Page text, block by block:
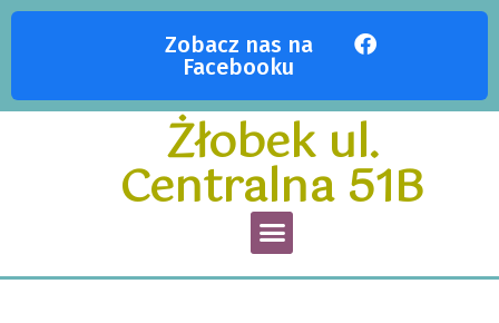
Zobacz nas na
Facebooku
Żłobek ul.
Centralna 51B